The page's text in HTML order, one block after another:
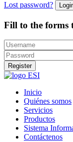
Lost password?
Fill to the forms
Inicio
Quiénes somos
Servicios
Productos
Sistema
Contáctenos